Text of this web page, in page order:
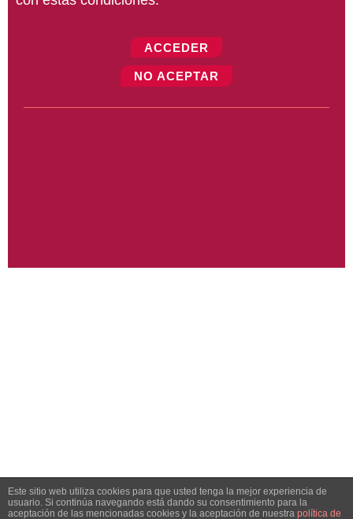
ACCEDER
NO ACEPTAR
Este sitio web utiliza cookies para que usted tenga la mejor experiencia de
usuario. Si continúa navegando está dando su consentimiento para la
aceptación de las mencionadas cookies y la aceptación de nuestra política de